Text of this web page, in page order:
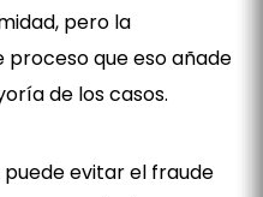
pero la
que eso añade
de los casos.
puede evitar el fraude